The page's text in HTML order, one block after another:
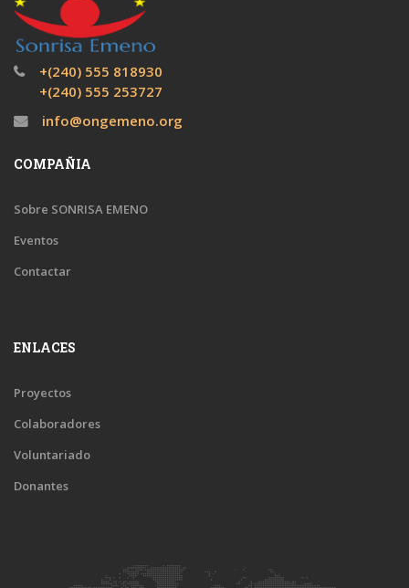
+(240) 555 818930
+(240) 555 253727
info@ongemeno.org
COMPAÑIA
Sobre SONRISA EMENO
Eventos
Contactar
ENLACES
Proyectos
Colaboradores
Voluntariado
Donantes